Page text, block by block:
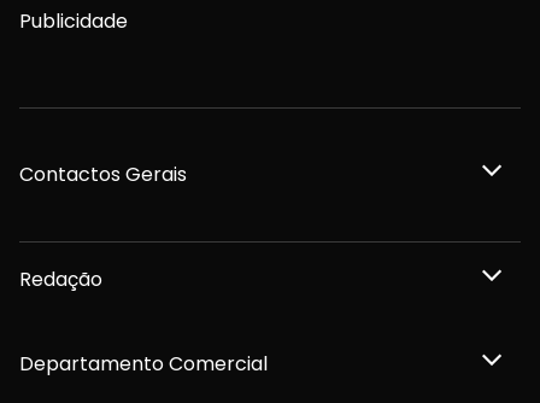
Publicidade
Contactos Gerais
Redação
Departamento Comercial